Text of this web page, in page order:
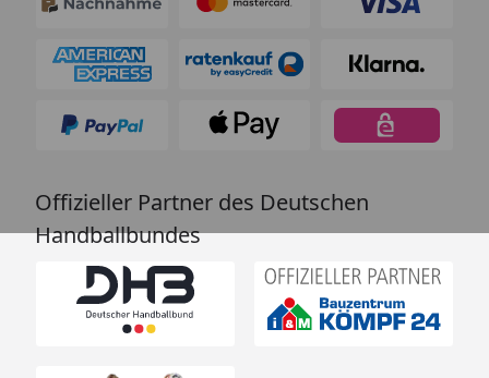
Offizieller Partner des Deutschen
Handballbundes